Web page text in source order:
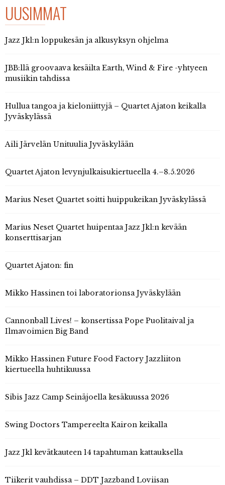
UUSIMMAT
Jazz Jkl:n loppukesän ja alkusyksyn ohjelma
JBB:llä groovaava kesäilta Earth, Wind & Fire -yhtyeen
musiikin tahdissa
Hullua tangoa ja kieloniittyjä – Quartet Ajaton keikalla
Jyväskylässä
Aili Järvelän Unituulia Jyväskylään
Quartet Ajaton levynjulkaisukiertueella 4.–8.5.2026
Marius Neset Quartet soitti huippukeikan Jyväskylässä
Marius Neset Quartet huipentaa Jazz Jkl:n kevään
konserttisarjan
Quartet Ajaton: fin
Mikko Hassinen toi laboratorionsa Jyväskylään
Cannonball Lives! – konsertissa Pope Puolitaival ja
Ilmavoimien Big Band
Mikko Hassinen Future Food Factory Jazzliiton
kiertueella huhtikuussa
Sibis Jazz Camp Seinäjoella kesäkuussa 2026
Swing Doctors Tampereelta Kairon keikalla
Jazz Jkl kevätkauteen 14 tapahtuman kattauksella
Tiikerit vauhdissa – DDT Jazzband Loviisan